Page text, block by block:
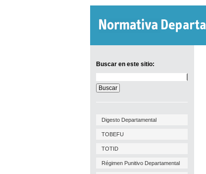
Buscar en este sitio:
en
este
sitio:
Digesto Departamental
TOBEFU
TOTID
Régimen Punitivo Departamental